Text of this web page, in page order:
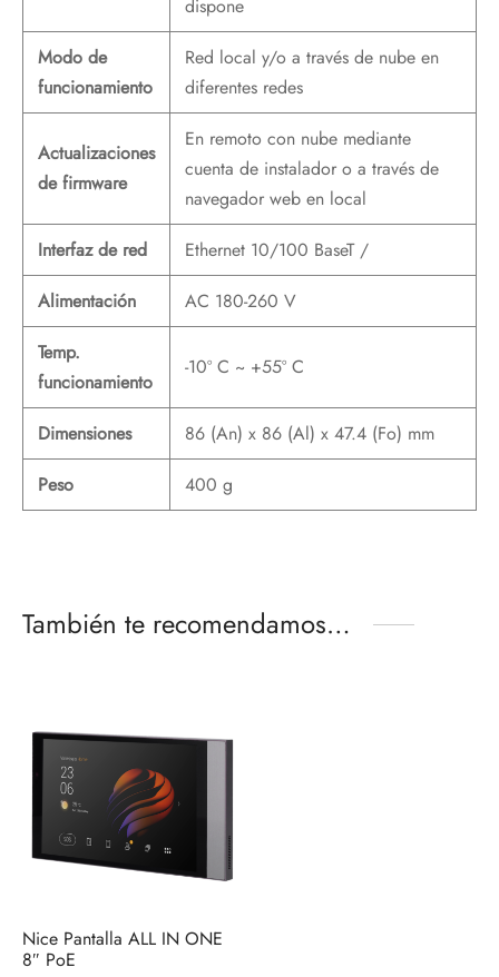
dispone
Modo de
funcionamiento
Red local y/o a través de nube en
diferentes redes
Actualizaciones
de firmware
En remoto con nube mediante
cuenta de instalador o a través de
navegador web en local
Interfaz de red
Ethernet 10/100 BaseT /
Alimentación
AC 180-260 V
Temp.
funcionamiento
-10º C ~ +55º C
Dimensiones
86 (An) x 86 (Al) x 47.4 (Fo) mm
Peso
400 g
También te recomendamos…
Nice Pantalla ALL IN ONE
8″ PoE